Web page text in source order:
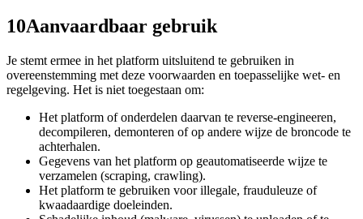
10Aanvaardbaar gebruik
Je stemt ermee in het platform uitsluitend te gebruiken in
overeenstemming met deze voorwaarden en toepasselijke wet- en
regelgeving. Het is niet toegestaan om:
Het platform of onderdelen daarvan te reverse-engineeren,
decompileren, demonteren of op andere wijze de broncode te
achterhalen.
Gegevens van het platform op geautomatiseerde wijze te
verzamelen (scraping, crawling).
Het platform te gebruiken voor illegale, frauduleuze of
kwaadaardige doeleinden.